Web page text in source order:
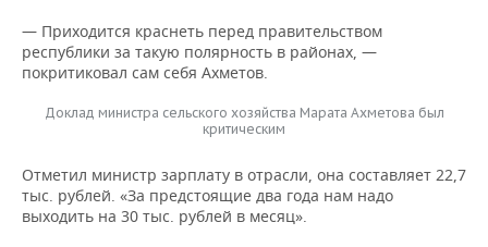
— Приходится краснеть перед правительством
республики за такую полярность в районах, —
покритиковал сам себя Ахметов.
Доклад министра сельского хозяйства Марата Ахметова был
критическим
Отметил министр зарплату в отрасли, она составляет 22,7
тыс. рублей. «За предстоящие два года нам надо
выходить на 30 тыс. рублей в месяц».